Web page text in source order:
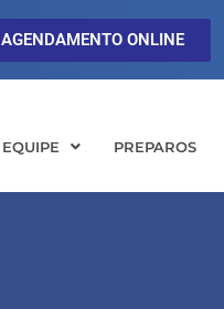
AGENDAMENTO ONLINE
EQUIPE PREPAROS